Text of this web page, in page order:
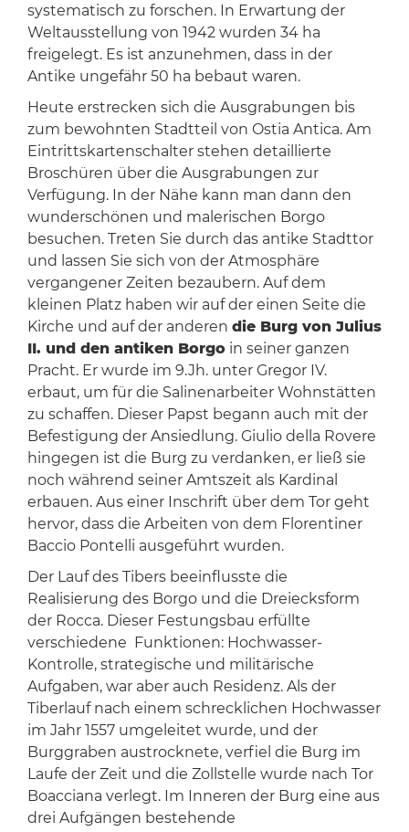
systematisch zu forschen. In Erwartung der
Weltausstellung von 1942 wurden 34 ha
freigelegt. Es ist anzunehmen, dass in der
Antike ungefähr 50 ha bebaut waren.
Heute erstrecken sich die Ausgrabungen bis
zum bewohnten Stadtteil von Ostia Antica. Am
Eintrittskartenschalter stehen detaillierte
Broschüren über die Ausgrabungen zur
Verfügung. In der Nähe kann man dann den
wunderschönen und malerischen Borgo
besuchen. Treten Sie durch das antike Stadttor
und lassen Sie sich von der Atmosphäre
vergangener Zeiten bezaubern. Auf dem
kleinen Platz haben wir auf der einen Seite die
Kirche und auf der anderen die Burg von Julius
II. und den antiken Borgoin seiner ganzen
Pracht. Er wurde im 9.Jh. unter Gregor IV.
erbaut, um für die Salinenarbeiter Wohnstätten
zu schaffen. Dieser Papst begann auch mit der
Befestigung der Ansiedlung. Giulio della Rovere
hingegen ist die Burg zu verdanken, er ließ sie
noch während seiner Amtszeit als Kardinal
erbauen. Aus einer Inschrift über dem Tor geht
hervor, dass die Arbeiten von dem Florentiner
Baccio Pontelli ausgeführt wurden.
Der Lauf des Tibers beeinflusste die
Realisierung des Borgo und die Dreiecksform
der Rocca. Dieser Festungsbau erfüllte
verschiedene Funktionen: Hochwasser-
Kontrolle, strategische und militärische
Aufgaben, war aber auch Residenz. Als der
Tiberlauf nach einem schrecklichen Hochwasser
im Jahr 1557 umgeleitet wurde, und der
Burggraben austrocknete, verfiel die Burg im
Laufe der Zeit und die Zollstelle wurde nach Tor
Boacciana verlegt. Im Inneren der Burg eine aus
drei Aufgängen bestehende